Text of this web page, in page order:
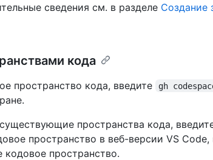
сведения см. в разделе Создание
кода
пространство кода, введите gh
пространства кода,
пространство в веб-версии VS Code,
кодовое пространство.